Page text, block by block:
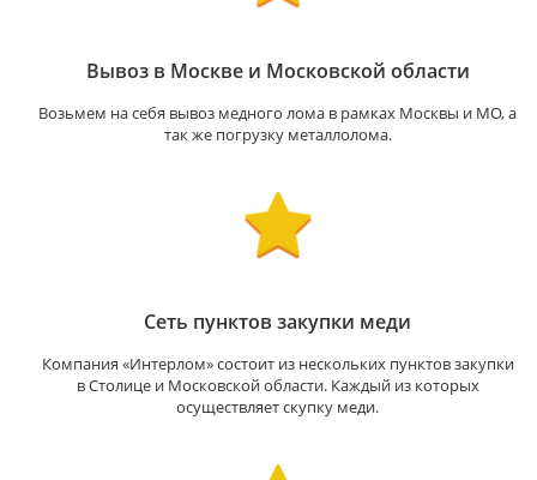
Вывоз в Москве и Московской области
Возьмем на себя вывоз медного лома в рамках Москвы и МО, а
так же погрузку металлолома.
Сеть пунктов закупки меди
Компания «Интерлом» состоит из нескольких пунктов закупки
в Столице и Московской области. Каждый из которых
осуществляет скупку меди.